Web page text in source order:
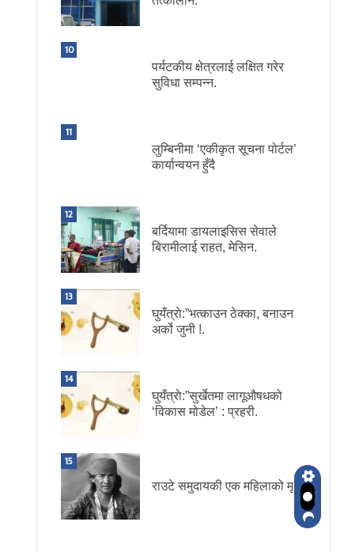
10
पर्यटकीय क्षेत्रलाई लक्षित गरेर
सुविधा सम्पन्न.
11
लुम्बिनीमा ‘एकीकृत सूचना पोर्टल’
कार्यान्वयन हुँदै
12
बर्दियामा डायलाइसिस सेवाले
बिरामीलाई राहत, मेसिन.
13
घुयँत्राे:”भत्काउन ठेक्का, बनाउन
अर्को जुनी !.
14
घुयँत्राे:”सुर्खेतमा लागूऔषधको
‘विकास मोडेल’ : प्रहरी.
15
राउटे समुदायकी एक महिलाको मृत्यु